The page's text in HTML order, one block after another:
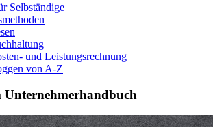
Selbständige
und Leistungsrechnung
von A-Z
Unternehmerhandbuch